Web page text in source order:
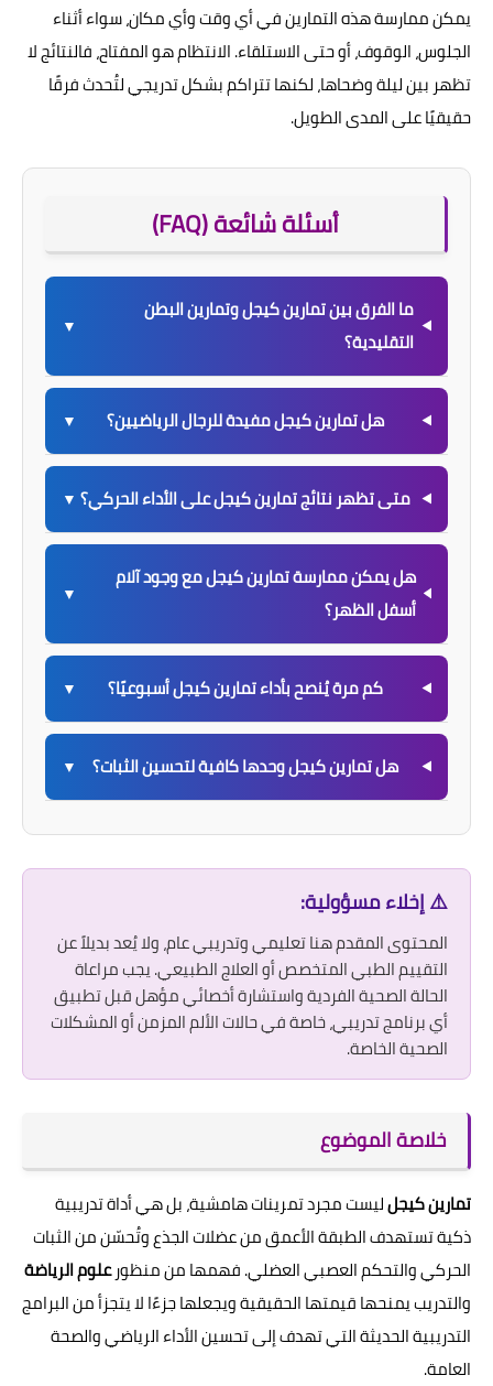
يمكن ممارسة هذه التمارين في أي وقت وأي مكان، سواء أثناء
الجلوس، الوقوف، أو حتى الاستلقاء. الانتظام هو المفتاح، فالنتائج لا
تظهر بين ليلة وضحاها، لكنها تتراكم بشكل تدريجي لتُحدث فرقًا
حقيقيًا على المدى الطويل.
أسئلة شائعة (FAQ)
ما الفرق بين تمارين كيجل وتمارين البطن
التقليدية؟
▼
هل تمارين كيجل مفيدة للرجال الرياضيين؟ ▼
متى تظهر نتائج تمارين كيجل على الأداء الحركي؟ ▼
هل يمكن ممارسة تمارين كيجل مع وجود آلام
أسفل الظهر؟
▼
كم مرة يُنصح بأداء تمارين كيجل أسبوعيًا؟ ▼
هل تمارين كيجل وحدها كافية لتحسين الثبات؟ ▼
⚠️ إخلاء مسؤولية:
المحتوى المقدم هنا تعليمي وتدريبي عام، ولا يُعد بديلاً عن
التقييم الطبي المتخصص أو العلاج الطبيعي. يجب مراعاة
الحالة الصحية الفردية واستشارة أخصائي مؤهل قبل تطبيق
أي برنامج تدريبي، خاصة في حالات الألم المزمن أو المشكلات
الصحية الخاصة.
خلاصة الموضوع
تمارين كيجلليست مجرد تمرينات هامشية، بل هي أداة تدريبية
ذكية تستهدف الطبقة الأعمق من عضلات الجذع وتُحسّن من الثبات
الحركي والتحكم العصبي العضلي. فهمها من منظورعلوم الرياضة
والتدريب يمنحها قيمتها الحقيقية ويجعلها جزءًا لا يتجزأ من البرامج
التدريبية الحديثة التي تهدف إلى تحسين الأداء الرياضي والصحة
العامة.